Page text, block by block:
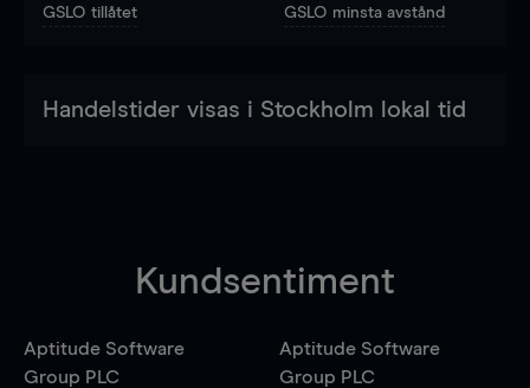
GSLO tillåtet GSLO minsta avstånd
Handelstider visas i Stockholm lokal tid
Kundsentiment
Aptitude Software
Group PLC
Aptitude Software
Group PLC